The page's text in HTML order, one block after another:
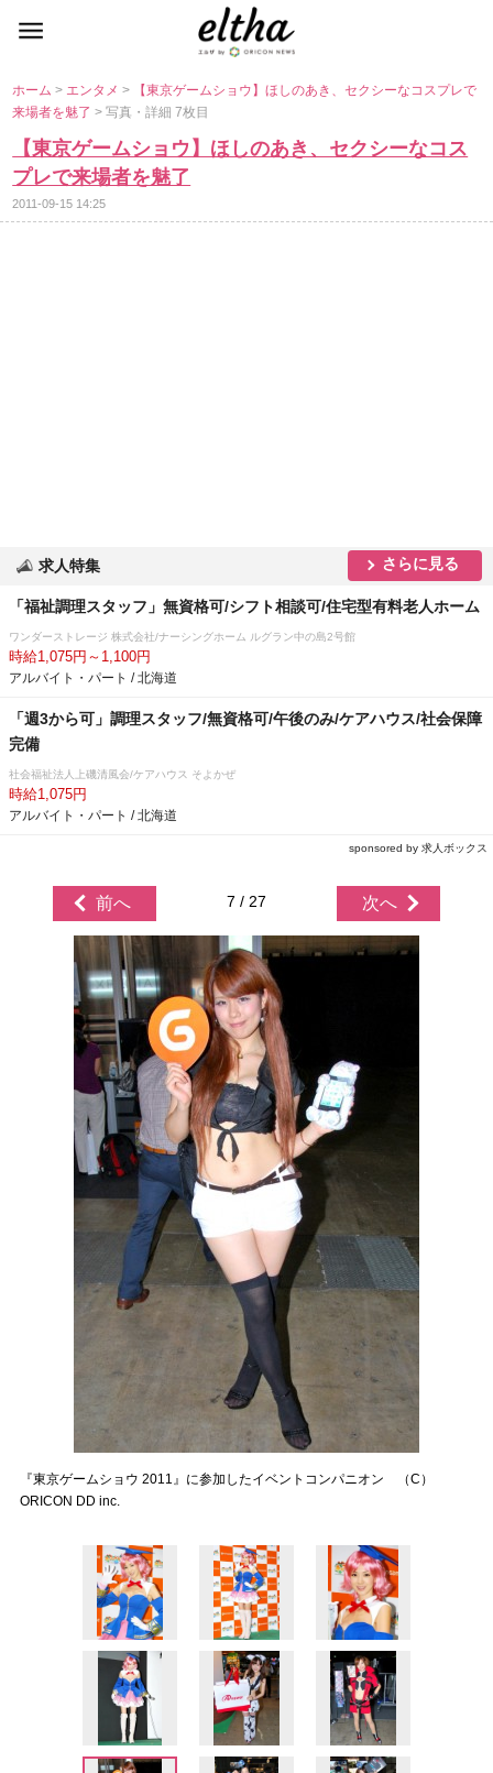
ホーム> エンタメ>
【東京ゲームショウ】ほしのあき、セクシーなコスプレで
来場者を魅了> 写真・詳細 7枚目
【東京ゲームショウ】ほしのあき、セクシーなコス
プレで来場者を魅了
2011-09-15 14:25
求人特集 さらに見る
「福祉調理スタッフ」無資格可/シフト相談可/住宅型有料老人ホーム
ワンダーストレージ 株式会社/ナーシングホーム ルグラン中の島2号館
時給1,075円～1,100円
アルバイト・パート / 北海道
「週3から可」調理スタッフ/無資格可/午後のみ/ケアハウス/社会保障
完備
社会福祉法人上磯清風会/ケアハウス そよかぜ
時給1,075円
アルバイト・パート / 北海道
sponsored by 求人ボックス
前へ 7 / 27 次へ
『東京ゲームショウ 2011』に参加したイベントコンパニオン （C）
ORICON DD inc.